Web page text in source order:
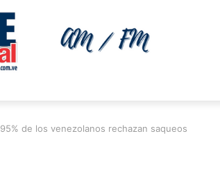
95% de los venezolanos rechazan saqueos